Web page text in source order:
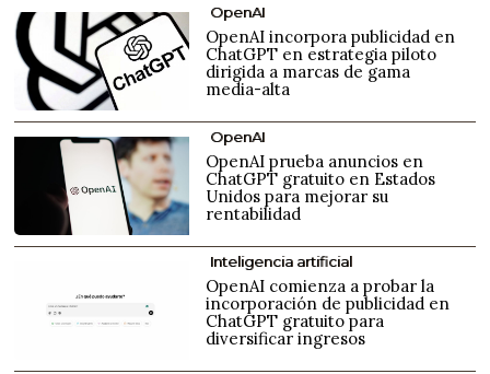
OpenAI
OpenAI incorpora publicidad en
ChatGPT en estrategia piloto
dirigida a marcas de gama
media-alta
OpenAI
OpenAI prueba anuncios en
ChatGPT gratuito en Estados
Unidos para mejorar su
rentabilidad
Inteligencia artificial
OpenAI comienza a probar la
incorporación de publicidad en
ChatGPT gratuito para
diversificar ingresos